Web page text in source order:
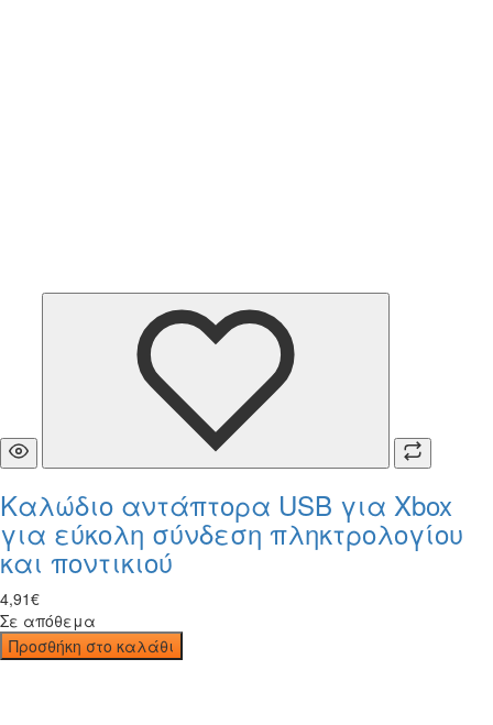
Καλώδιο αντάπτορα USB για Xbox
για εύκολη σύνδεση πληκτρολογίου
και ποντικιού
4,91€
Σε απόθεμα
Προσθήκη στο καλάθι